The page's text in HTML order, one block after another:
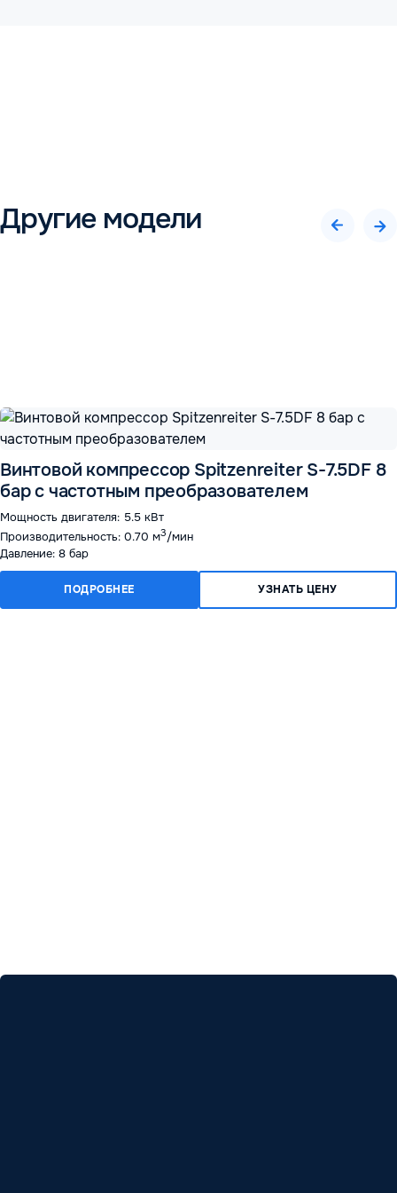
Другие модели
Винтовой компрессор Spitzenreiter S-7.5DF 8
бар с частотным преобразователем
Мощность двигателя: 5.5 кВт
Производительность: 0.70 м3/мин
Давление: 8 бар
ПОДРОБНЕЕ УЗНАТЬ ЦЕНУ